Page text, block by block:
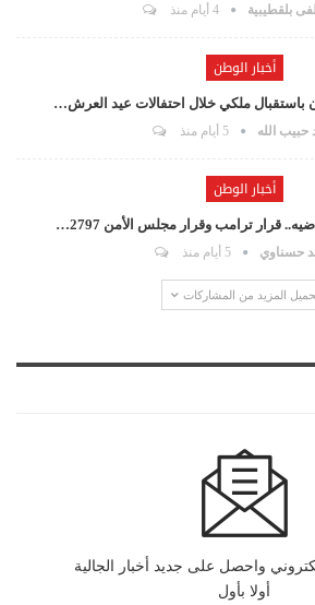
بلقطيبية 4 أيام منذ
أخبار الوطن
ملكي خلال احتفالات عيد العرش…
حبيب الله 5 أيام منذ
أخبار الوطن
قرار ترامب وقرار مجلس الأمن 2797…
حسناوي 5 أيام منذ
المزيد من المشاركات
واحصل على جديد أخبار الجالية
أولا بأول